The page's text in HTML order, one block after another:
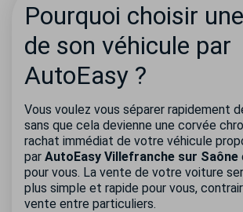
Pourquoi choisir
de son véhicule par
AutoEasy ?
Vous voulez vous séparer rapidement
sans que cela devienne une corvée
rachat immédiat de votre véhicule
par AutoEasy Villefranche sur Saône
pour vous. La vente de votre voiture
plus simple et rapide pour vous,
vente entre particuliers.